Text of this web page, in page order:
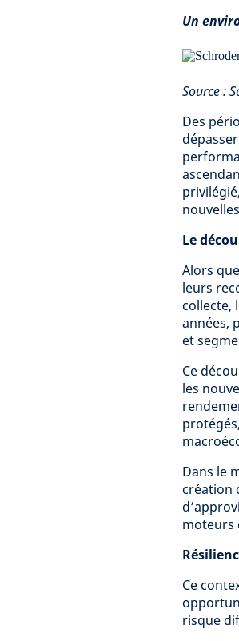
Un
Source :
Des
Le
Alors
leurs
collecte,
années,
et
Ce
les
Dans le
création
moteurs
Ce
risque